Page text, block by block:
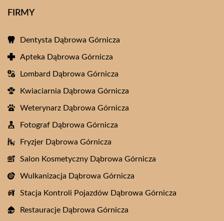
FIRMY
Dentysta Dąbrowa Górnicza
Apteka Dąbrowa Górnicza
Lombard Dąbrowa Górnicza
Kwiaciarnia Dąbrowa Górnicza
Weterynarz Dąbrowa Górnicza
Fotograf Dąbrowa Górnicza
Fryzjer Dąbrowa Górnicza
Salon Kosmetyczny Dąbrowa Górnicza
Wulkanizacja Dąbrowa Górnicza
Stacja Kontroli Pojazdów Dąbrowa Górnicza
Restauracje Dąbrowa Górnicza